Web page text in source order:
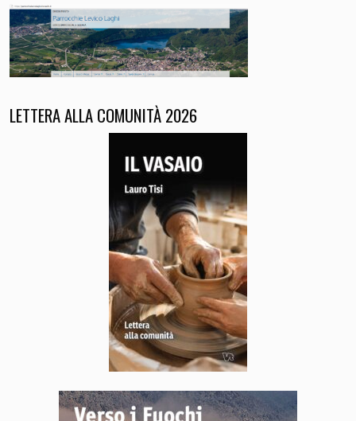
LETTERA ALLA COMUNITÀ 2026